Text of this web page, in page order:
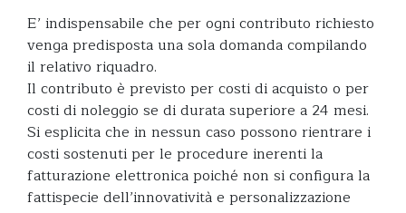
E’ indispensabile che per ogni contributo richiesto
venga predisposta una sola domanda compilando
il relativo riquadro.
Il contributo è previsto per costi di acquisto o per
costi di noleggio se di durata superiore a 24 mesi.
Si esplicita che in nessun caso possono rientrare i
costi sostenuti per le procedure inerenti la
fatturazione elettronica poiché non si configura la
fattispecie dell’innovatività e personalizzazione